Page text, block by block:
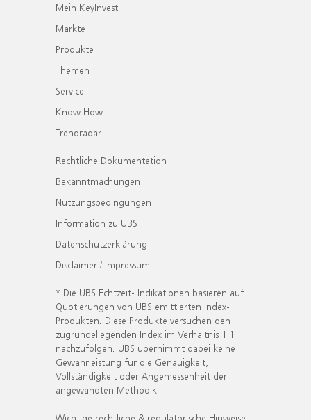
Mein KeyInvest
Märkte
Produkte
Themen
Service
Know How
Trendradar
Rechtliche Dokumentation
Bekanntmachungen
Nutzungsbedingungen
Information zu UBS
Datenschutzerklärung
Disclaimer / Impressum
* Die UBS Echtzeit- Indikationen basieren auf
Quotierungen von UBS emittierten Index-
Produkten. Diese Produkte versuchen den
zugrundeliegenden Index im Verhältnis 1:1
nachzufolgen. UBS übernimmt dabei keine
Gewährleistung für die Genauigkeit,
Vollständigkeit oder Angemessenheit der
angewandten Methodik.